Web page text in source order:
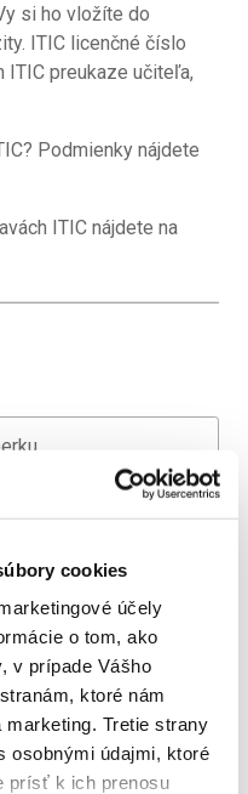
cookies
účely
o tom, ako
v prípade Vášho
ktoré nám
Tretie strany
osobnými údajmi, ktoré
prísť k ich prenosu
si ho vložíte do
ITIC licenčné číslo
ITIC preukaze učiteľa,
Podmienky nájdete
ITIC nájdete na